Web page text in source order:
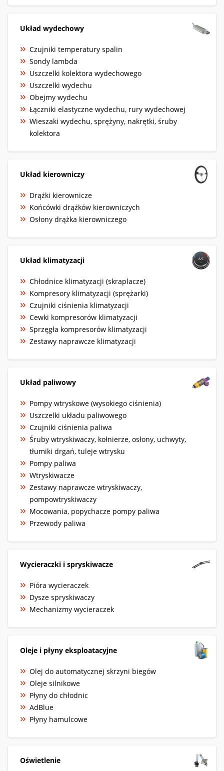
Układ wydechowy
Czujniki temperatury spalin
Sondy lambda
Uszczelki kolektora wydechowego
Uszczelki wydechu
Obejmy wydechu
Łączniki elastyczne wydechu, rury wydechowej
Wieszaki wydechu, sprężyny, nakrętki, śruby
kolektora
Układ kierowniczy
Drążki kierownicze
Końcówki drążków kierowniczych
Osłony drążka kierowniczego
Układ klimatyzacji
Chłodnice klimatyzacji (skraplacze)
Kompresory klimatyzacji (sprężarki)
Czujniki ciśnienia klimatyzacji
Cewki kompresorów klimatyzacji
Sprzęgła kompresorów klimatyzacji
Zestawy naprawcze klimatyzacji
Układ paliwowy
Pompy wtryskowe (wysokiego ciśnienia)
Uszczelki układu paliwowego
Czujniki ciśnienia paliwa
Śruby wtryskiwaczy, kołnierze, osłony, uchwyty,
tłumiki drgań, tuleje wtrysku
Pompy paliwa
Wtryskiwacze
Zestawy naprawcze wtryskiwaczy,
pompowtryskiwaczy
Mocowania, popychacze pompy paliwa
Przewody paliwa
Wycieraczki i spryskiwacze
Pióra wycieraczek
Dysze spryskiwaczy
Mechanizmy wycieraczek
Oleje i płyny eksploatacyjne
Olej do automatycznej skrzyni biegów
Oleje silnikowe
Płyny do chłodnic
AdBlue
Płyny hamulcowe
Oświetlenie